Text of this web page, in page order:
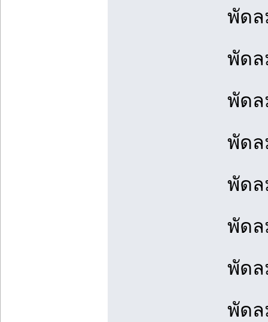
พัดล
พัดล
พัดล
พัดล
พัดล
พัดล
พัดล
พัดล